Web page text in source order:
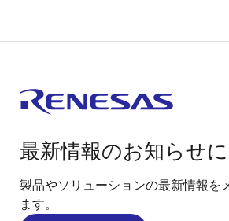
最新情報のお知らせ
製品やソリューションの最新情報を
ます。